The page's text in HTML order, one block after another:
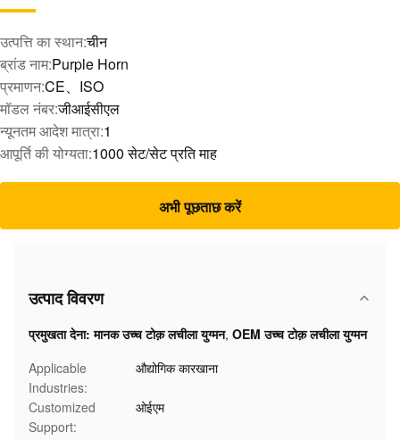
उत्पत्ति का स्थान:चीन
ब्रांड नाम:Purple Horn
प्रमाणन:CE、ISO
मॉडल नंबर:जीआईसीएल
न्यूनतम आदेश मात्रा:1
आपूर्ति की योग्यता:1000 सेट/सेट प्रति माह
अभी पूछताछ करें
उत्पाद विवरण
प्रमुखता देना: मानक उच्च टोक़ लचीला युग्मन, OEM उच्च टोक़ लचीला युग्मन
Applicable
Industries:
औद्योगिक कारखाना
Customized
Support:
ओईएम